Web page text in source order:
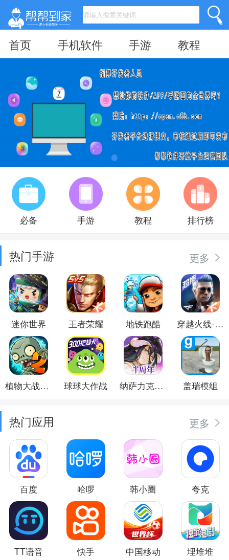
首页 手机软件 手游 教程
必备 手游 教程 排行榜
热门手游 更多
迷你世界 王者荣耀 地铁跑酷 穿越火线-枪战王者
植物大战僵尸2 球球大作战 纳萨力克之王 盖瑞模组
热门应用 更多
百度 哈啰 韩小圈 夸克
TT语音 快手 中国移动 埋堆堆